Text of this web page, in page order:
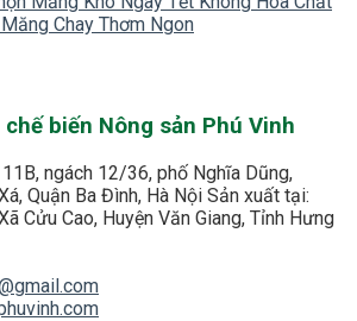
Chay Thơm Ngon
biến Nông sản Phú Vinh
ngách 12/36, phố Nghĩa Dũng,
Quận Ba Đình, Hà Nội Sản xuất tại:
Cửu Cao, Huyện Văn Giang, Tỉnh Hưng